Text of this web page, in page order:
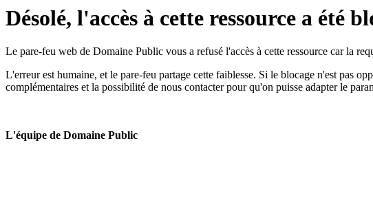
Désolé, l'accès à cette ressource a été
Le pare-feu web de Domaine Public vous a refusé l'accès à cette ressource car la
L'erreur est humaine, et le pare-feu partage cette faiblesse. Si le blocage n'est pas
complémentaires et la possibilité de nous contacter pour qu'on puisse adapter le
L'équipe de Domaine Public